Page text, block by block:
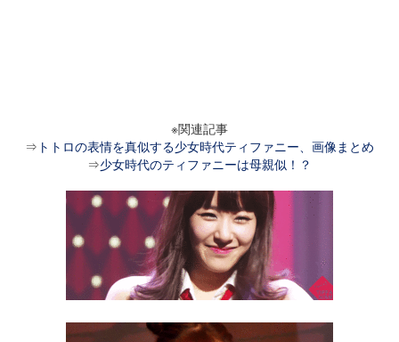
※関連記事
⇒ トトロの表情を真似する少女時代ティファニー、画像まとめ
⇒少女時代のティファニーは母親似！？